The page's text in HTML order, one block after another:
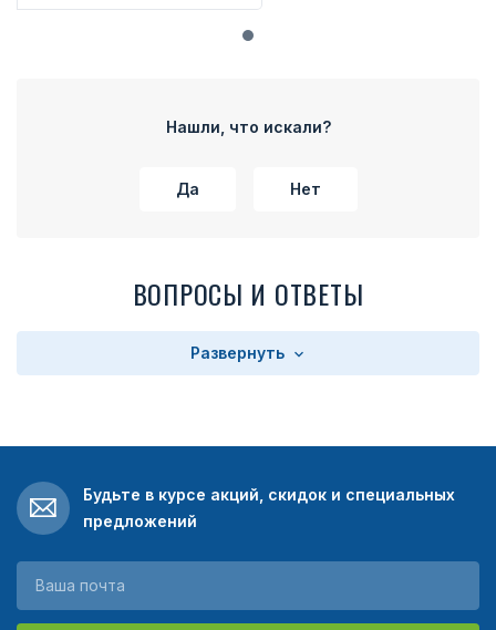
Нашли, что искали?
Да Нет
ВОПРОСЫ И ОТВЕТЫ
Развернуть
Будьте в курсе акций, скидок и специальных
предложений